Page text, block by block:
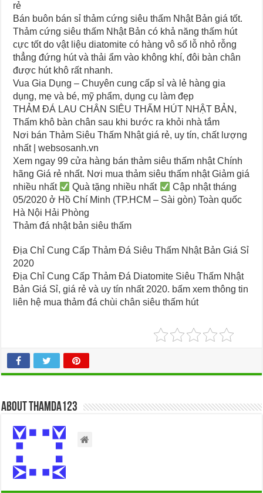
rẻ
Bán buôn bán sỉ thảm cứng siêu thấm Nhật Bản giá tốt.
Thảm cứng siêu thấm Nhật Bản có khả năng thấm hút
cực tốt do vật liệu diatomite có hàng vô số lỗ nhỏ rỗng
thẳng đứng hút và thải ẩm vào không khí, đôi bàn chân
được hút khô rất nhanh.
Vua Gia Dụng – Chuyên cung cấp sỉ và lẻ hàng gia
dụng, mẹ và bé, mỹ phẩm, dụng cụ làm đẹp
THẢM ĐÁ LAU CHÂN SIÊU THẤM HÚT NHẬT BẢN,
Thấm khô bàn chân sau khi bước ra khỏi nhà tắm
Nơi bán Thảm Siêu Thấm Nhật giá rẻ, uy tín, chất lượng
nhất | websosanh.vn
Xem ngay 99 cửa hàng bán thảm siêu thấm nhật Chính
hãng Giá rẻ nhất. Nơi mua thảm siêu thấm nhật Giảm giá
nhiều nhất
Quà tặng nhiều nhất
Cập nhật tháng
05/2020 ở Hồ Chí Minh (TP.HCM – Sài gòn) Toàn quốc
Hà Nội Hải Phòng
Thảm đá nhật bản siêu thấm
Địa Chỉ Cung Cấp Thảm Đá Siêu Thấm Nhật Bản Giá Sỉ
2020
Địa Chỉ Cung Cấp Thảm Đá Diatomite Siêu Thấm Nhật
Bản Giá Sỉ, giá rẻ và uy tín nhất 2020. bấm xem thông tin
liên hệ mua thảm đá chùi chân siêu thấm hút
About thamda123